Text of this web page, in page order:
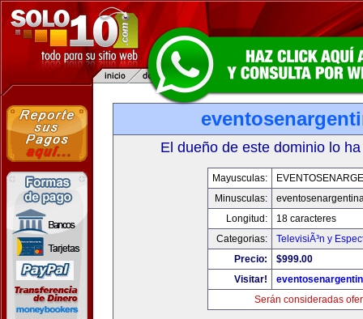
El dueño de este dominio lo
Mayusculas:
Minusculas:
Longitud:
18 caracteres
Categorias:
TelevisiÃ³n y
Precio:
$999.00
Visitar!
Serán consideradas